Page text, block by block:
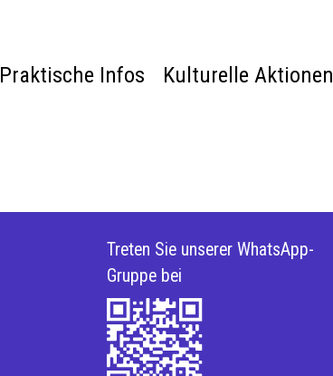
Praktische Infos Kulturelle Aktionen
Treten Sie unserer WhatsApp-
Gruppe bei